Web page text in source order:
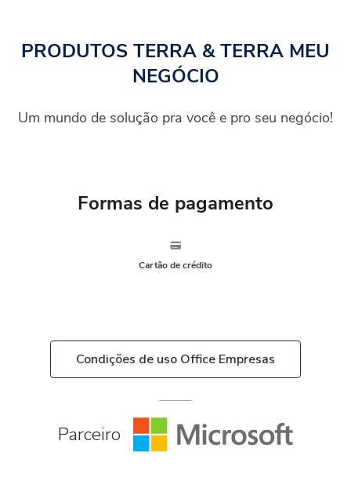
PRODUTOS TERRA & TERRA MEU
NEGÓCIO
Um mundo de solução pra você e pro seu negócio!
Formas de pagamento
Cartão de crédito
Condições de uso Office Empresas
Parceiro